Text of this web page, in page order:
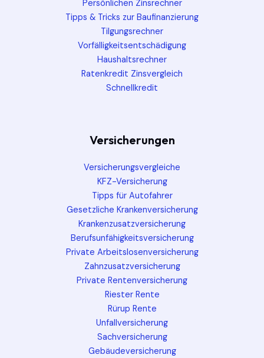
Persönlichen Zinsrechner
Tipps & Tricks zur Baufinanzierung
Tilgungsrechner
Vorfälligkeitsentschädigung
Haushaltsrechner
Ratenkredit Zinsvergleich
Schnellkredit
Versicherungen
Versicherungsvergleiche
KFZ-Versicherung
Tipps für Autofahrer
Gesetzliche Krankenversicherung
Krankenzusatzversicherung
Berufsunfähigkeitsversicherung
Private Arbeitslosenversicherung
Zahnzusatzversicherung
Private Rentenversicherung
Riester Rente
Rürup Rente
Unfallversicherung
Sachversicherung
Gebäudeversicherung